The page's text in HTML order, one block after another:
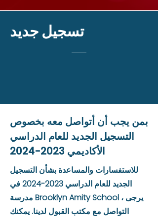
تسجيل جديد
بمن يجب أن أتواصل معه بخصوص
التسجيل الجديد للعام الدراسي
الأكاديمي 2023-2024
للاستفسارات والمساعدة بشأن التسجيل
الجديد للعام الدراسي 2023-2024
في
مدرسة Brooklyn Amity School ، يرجى
التواصل مع مكتب القبول لدينا. يمكنك